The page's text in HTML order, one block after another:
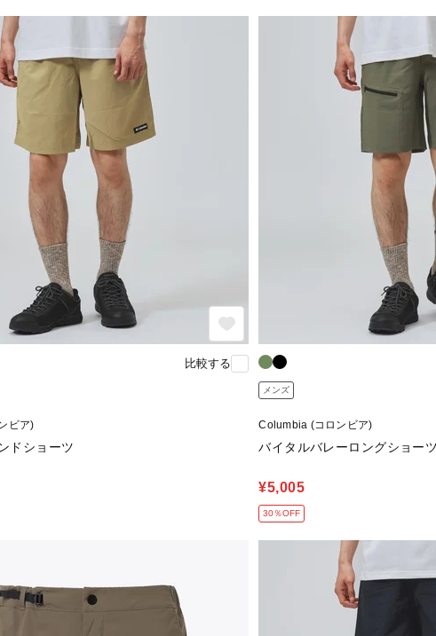
比較する
ビア)
ドショーツ
メンズ
Columbia (コロンビア)
バイタルバレーロングショー
¥5,005
30％OFF